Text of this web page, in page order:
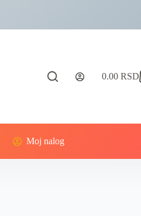
0.00 RSD
Moj nalog